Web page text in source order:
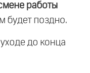
работы
будет поздно.
до конца